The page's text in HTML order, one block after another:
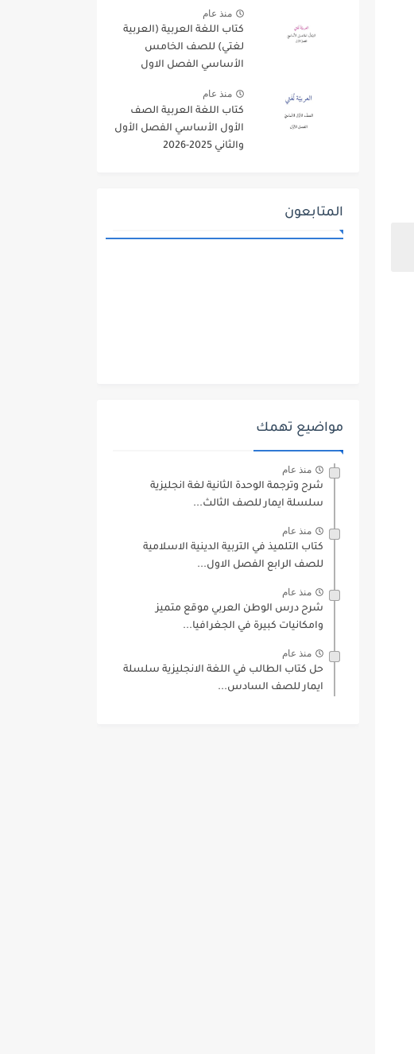
منذ عام
كتاب اللغة العربية (العربية
لغتي) للصف الخامس
الأساسي الفصل الاول
منذ عام
كتاب اللغة العربية الصف
الأول الأساسي الفصل الأول
والثاني 2025-2026
المتابعون
مواضيع تهمك
منذ عام
شرح وترجمة الوحدة الثانية لغة انجليزية
سلسلة ايمار للصف الثالث...
منذ عام
كتاب التلميذ في التربية الدينية الاسلامية
للصف الرابع الفصل الاول...
منذ عام
شرح درس الوطن العربي موقع متميز
وامكانيات كبيرة في الجغرافيا...
منذ عام
حل كتاب الطالب في اللغة الانجليزية سلسلة
ايمار للصف السادس...